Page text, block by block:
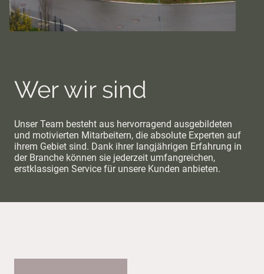
Wer wir sind
Unser Team besteht aus hervorragend ausgebildeten
und motivierten Mitarbeitern, die absolute Experten auf
ihrem Gebiet sind. Dank ihrer langjährigen Erfahrung in
der Branche können sie jederzeit umfangreichen,
erstklassigen Service für unsere Kunden anbieten.